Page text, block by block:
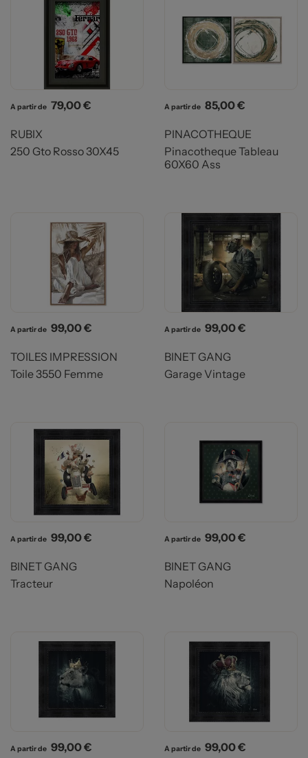
A partir de Prix
79,00 €
RUBIX
250 Gto Rosso 30X45
A partir de Prix
85,00 €
PINACOTHEQUE
Pinacotheque Tableau
60X60 Ass
A partir de Prix
99,00 €
TOILES IMPRESSION
Toile 3550 Femme
A partir de Prix
99,00 €
BINET GANG
Garage Vintage
A partir de Prix
99,00 €
BINET GANG
Tracteur
A partir de Prix
99,00 €
BINET GANG
Napoléon
A partir de Prix
99,00 € A partir de Prix
99,00 €